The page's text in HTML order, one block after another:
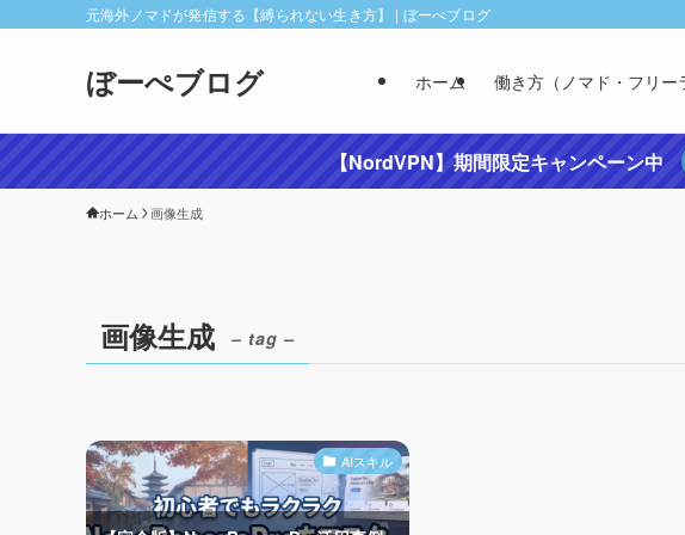
元海外ノマドが発信する【縛られない生き方】 | ぼーぺブログ
ぼーぺブログ ホーム 働き方（ノマド・フリー
【NordVPN】期間限定キャンペーン中
ホーム 画像生成
画像生成 – tag –
AIスキル